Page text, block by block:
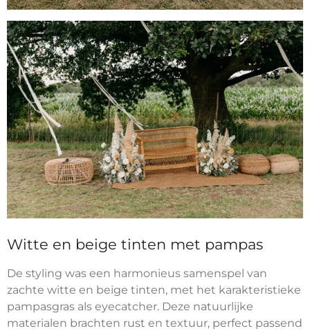
Witte en beige tinten met pampas
De styling was een harmonieus samenspel van
zachte witte en beige tinten, met het karakteristieke
pampasgras als eyecatcher. Deze natuurlijke
materialen brachten rust en textuur, perfect passend